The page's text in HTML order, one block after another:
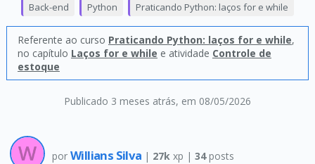
Publicado 3 meses atrás, em 08/05/2026
Back-end Python Praticando Python: laços for e while
Referente ao curso Praticando Python: laços for e while,
no capítulo Laços for e while e atividade Controle de
estoque
por Willians Silva | 27k xp | 34posts